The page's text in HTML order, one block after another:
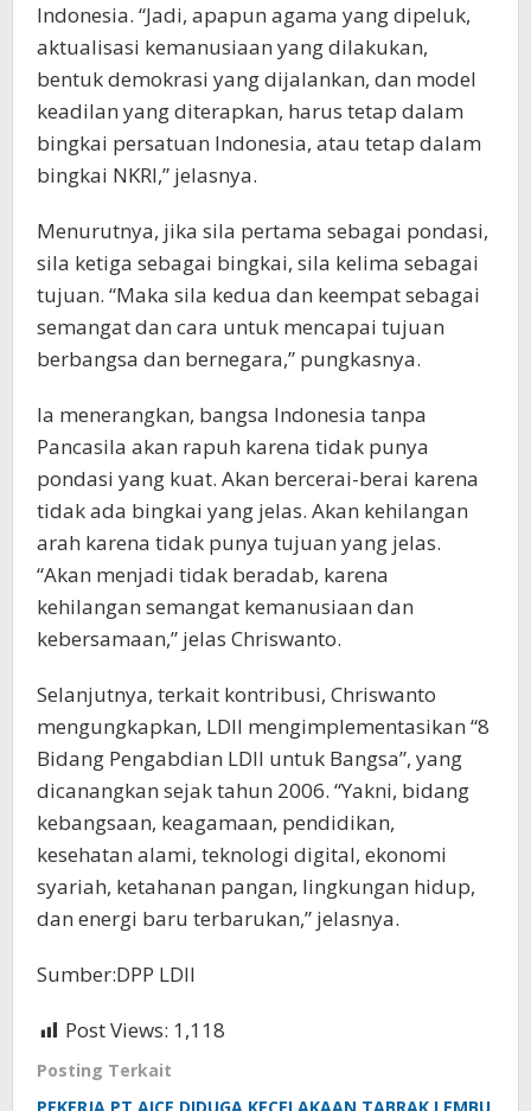
Indonesia. “Jadi, apapun agama yang dipeluk,
aktualisasi kemanusiaan yang dilakukan,
bentuk demokrasi yang dijalankan, dan model
keadilan yang diterapkan, harus tetap dalam
bingkai persatuan Indonesia, atau tetap dalam
bingkai NKRI,” jelasnya.
Menurutnya, jika sila pertama sebagai pondasi,
sila ketiga sebagai bingkai, sila kelima sebagai
tujuan. “Maka sila kedua dan keempat sebagai
semangat dan cara untuk mencapai tujuan
berbangsa dan bernegara,” pungkasnya.
Ia menerangkan, bangsa Indonesia tanpa
Pancasila akan rapuh karena tidak punya
pondasi yang kuat. Akan bercerai-berai karena
tidak ada bingkai yang jelas. Akan kehilangan
arah karena tidak punya tujuan yang jelas.
“Akan menjadi tidak beradab, karena
kehilangan semangat kemanusiaan dan
kebersamaan,” jelas Chriswanto.
Selanjutnya, terkait kontribusi, Chriswanto
mengungkapkan, LDII mengimplementasikan “8
Bidang Pengabdian LDII untuk Bangsa”, yang
dicanangkan sejak tahun 2006. “Yakni, bidang
kebangsaan, keagamaan, pendidikan,
kesehatan alami, teknologi digital, ekonomi
syariah, ketahanan pangan, lingkungan hidup,
dan energi baru terbarukan,” jelasnya.
Sumber:DPP LDII
Post Views: 1,118
Posting Terkait